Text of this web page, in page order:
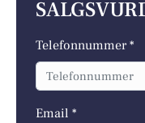
Telefonnummer *
Email *